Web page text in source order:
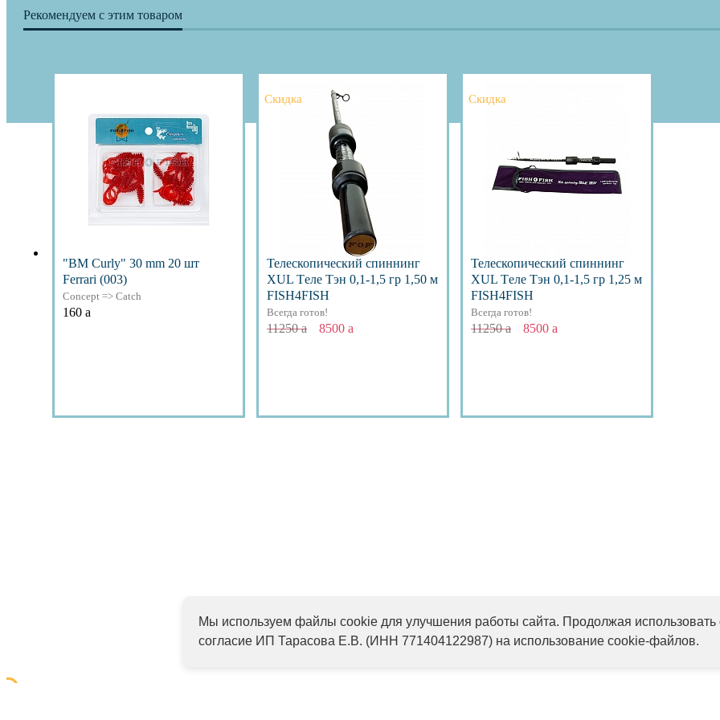
Рекомендуем с этим товаром
"BM Curly" 30 mm 20 шт
Ferrari (003)
Concept => Catch
160 a
Скидка
Телескопический спиннинг
XUL Тeле Тэн 0,1-1,5 гр 1,50 м
FISH4FISH
Всегда готов!
11250a 8500 a
Скидка
Телескопический спиннинг
XUL Тeле Тэн 0,1-1,5 гр 1,25 м
FISH4FISH
Всегда готов!
11250a 8500 a
Мы используем файлы cookie для улучшения работы сайта. Продолжая использовать
согласие ИП Тарасова Е.В. (ИНН 771404122987) на использование cookie-файлов.